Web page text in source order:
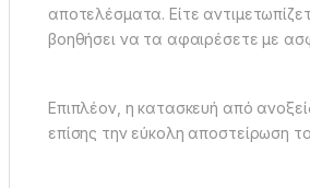
αποτελέσματα. Είτε
βοηθήσει να τα αφαιρέσετε με
Επιπλέον, η κατασκευή από
επίσης την εύκολη αποστείρωση